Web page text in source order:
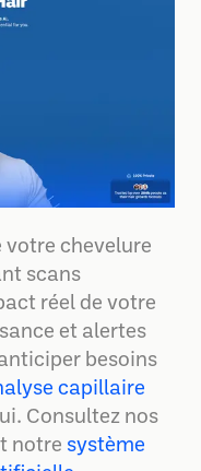
votre chevelure
scans
réel de votre
et alertes
besoins
capillaire
Consultez nos
notre système